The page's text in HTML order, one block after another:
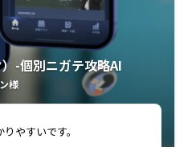
-個別ニガテ攻略AI
様
いただいているが、復習する
。
やすいです。